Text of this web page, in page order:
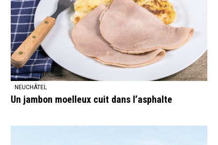
NEUCHÂTEL
Un jambon moelleux cuit dans l’asphalte